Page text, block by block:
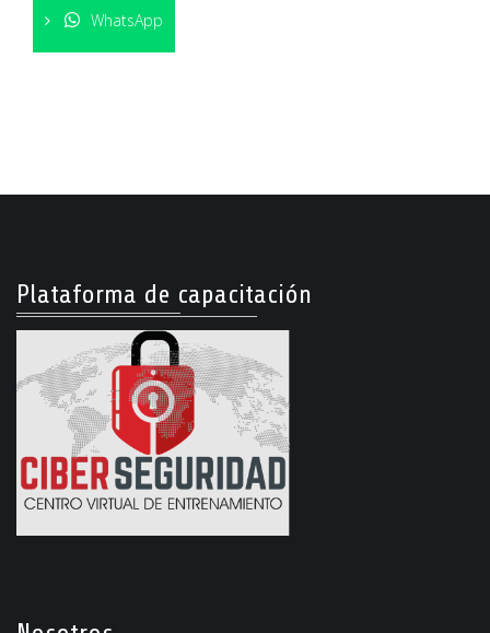
WhatsApp
Plataforma de capacitación